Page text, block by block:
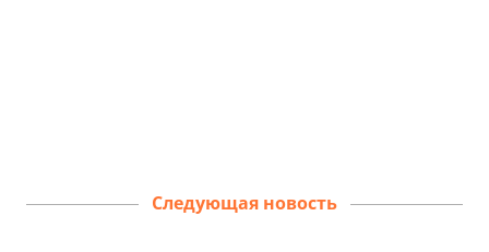
Следующая новость